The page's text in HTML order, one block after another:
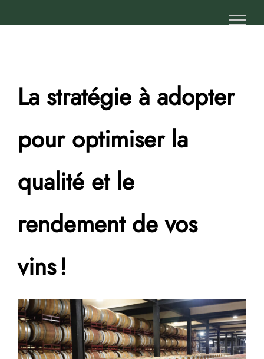
La stratégie à adopter
pour optimiser la
qualité et le
rendement de vos
vins !